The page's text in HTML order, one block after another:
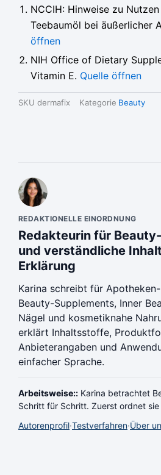
NCCIH: Hinweise zu
Teebaumöl bei äußerlicher
öffnen
NIH Office of Dietary
Vitamin E. Quelle öffnen
SKU dermafix Kategorie Beauty
REDAKTIONELLE EINORDNUNG
Redakteurin für
und verständliche
Erklärung
Karina schreibt für
Beauty-Supplements, Inner
Nägel und kosmetiknahe
erklärt Inhaltsstoffe,
Anbieterangaben und
einfacher Sprache.
Arbeitsweise:: Karina betrachtet
Schritt für Schritt. Zuerst ordnet
Autorenprofil·Testverfahren·Über